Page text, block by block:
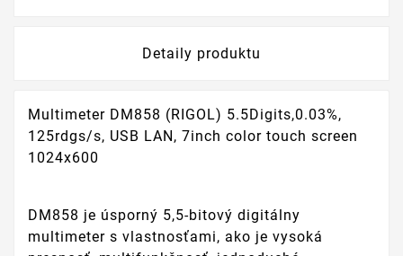
Detaily produktu
Multimeter DM858 (RIGOL) 5.5Digits,0.03%,
125rdgs/s, USB LAN, 7inch color touch screen
1024x600
DM858 je úsporný 5,5-bitový digitálny
multimeter s vlastnosťami, ako je vysoká